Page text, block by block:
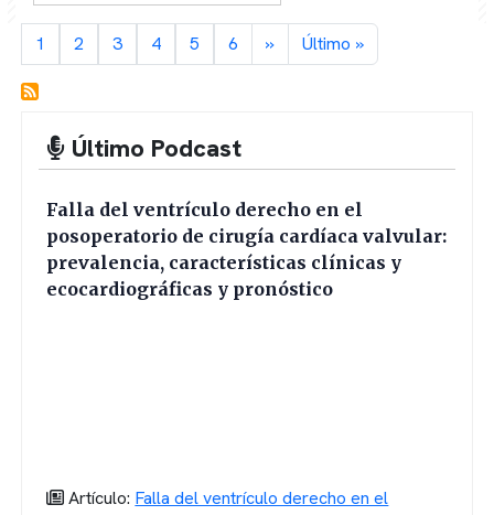
Paginación
Página actual
1 Página
2 Página
3 Página
4 Página
5 Página
6 Siguiente página
›› Última página
Último »
Último Podcast
Falla del ventrículo derecho en el
posoperatorio de cirugía cardíaca valvular:
prevalencia, características clínicas y
ecocardiográficas y pronóstico
Artículo: Falla del ventrículo derecho en el